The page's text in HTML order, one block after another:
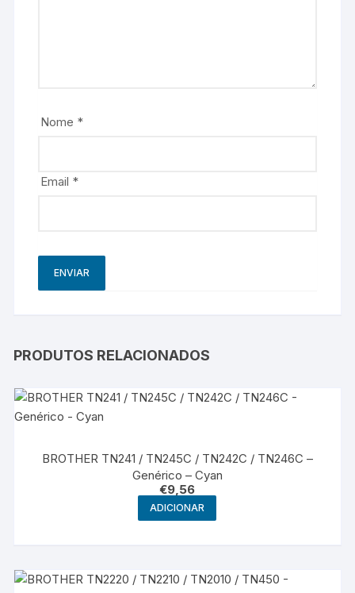
Nome *
Email *
PRODUTOS RELACIONADOS
BROTHER TN241 / TN245C / TN242C / TN246C –
Genérico – Cyan
€9,56
ADICIONAR